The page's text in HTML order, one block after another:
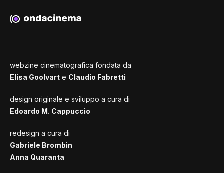
webzine cinematografica fondata da
Elisa Goolvart e Claudio Fabretti
design originale e sviluppo a cura di
Edoardo M. Cappuccio
redesign a cura di
Gabriele Brombin
Anna Quaranta